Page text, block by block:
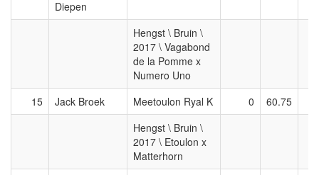
Diepen
Hengst \ Bruin \
2017 \ Vagabond
de la Pomme x
Numero Uno
15
Jack Broek Meetoulon Ryal K 0
60.75
Hengst \ Bruin \
2017 \ Etoulon x
Matterhorn